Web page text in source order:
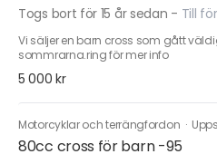
Togs bort för 15 år sedan - Till
Vi säljer en barn cross som gått
sommrarna.ring för mer info
5 000 kr
Motorcyklar och terrängfordon ·
80cc cross för barn -95